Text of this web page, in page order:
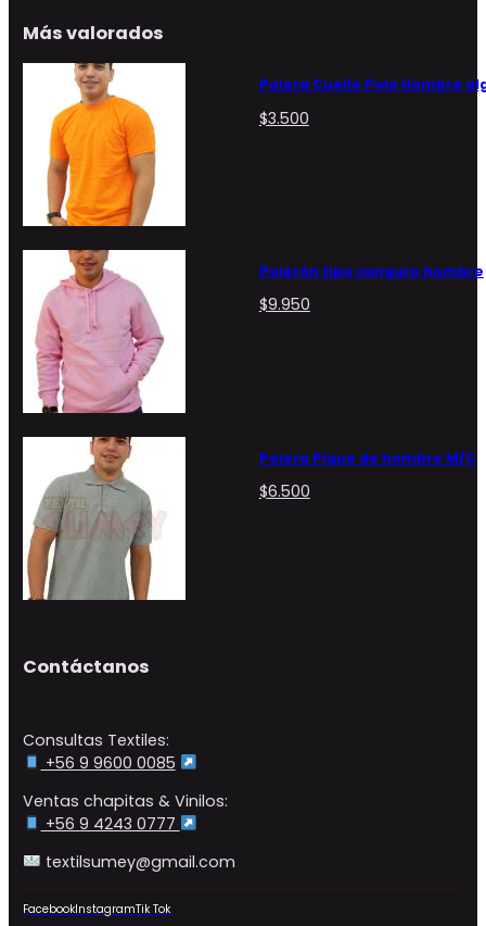
Más valorados
Polera Cuello Polo Hombre
$3.500
Polerón tipo canguro hombre
$9.950
Polera Pique de hombre M/C
$6.500
Contáctanos
Consultas Textiles:
+56 9 9600 0085
Ventas chapitas & Vinilos:
+56 9 4243 0777
textilsumey@gmail.com
FacebookInstagramTik Tok